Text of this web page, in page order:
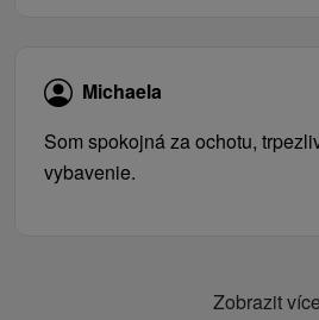
Michaela
Som spokojná za ochotu,
vybavenie.
Zobrazit více